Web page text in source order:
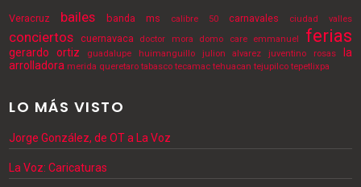
Veracruz bailes banda ms calibre 50 carnavales ciudad valles
conciertos cuernavaca doctor mora domo care emmanuel ferias
gerardo ortiz guadalupe huimanguillo julion alvarez juventino rosas
la
arrolladora merida queretaro tabasco tecamac tehuacan tejupilco tepetlixpa
LO MÁS VISTO
Jorge González, de OT a La Voz
La Voz: Caricaturas